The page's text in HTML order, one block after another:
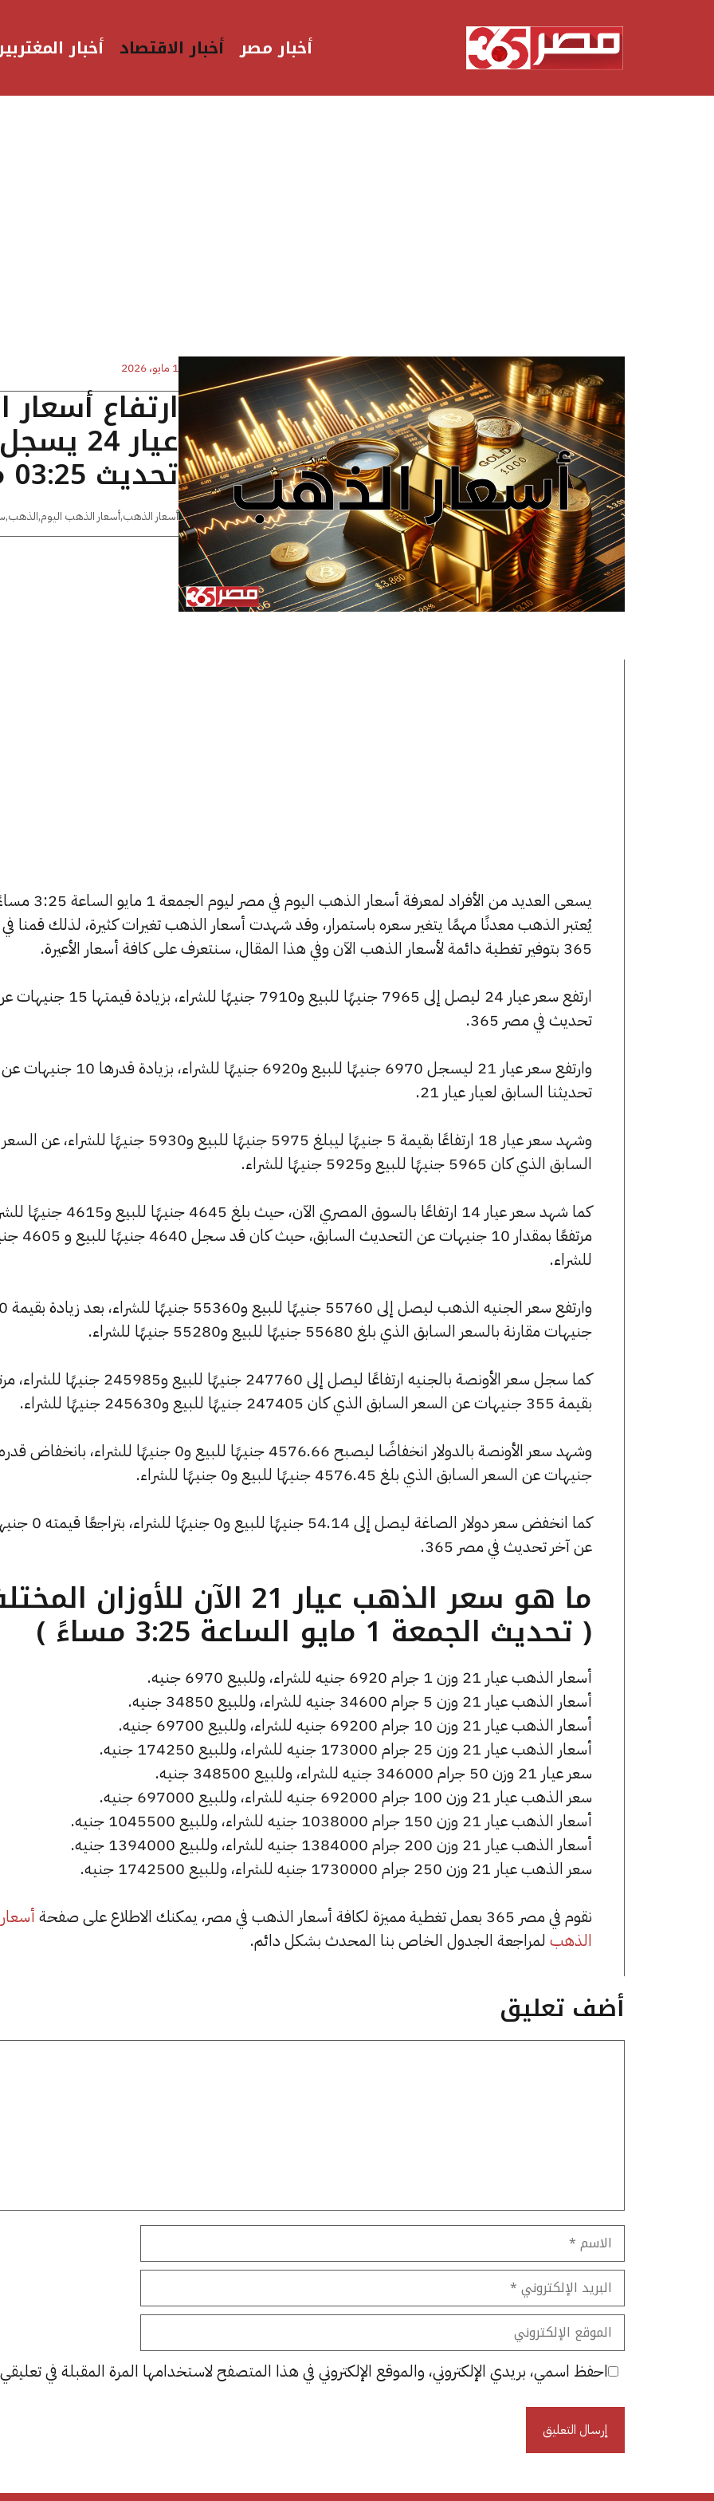
أخبار مصر أخبار الاقتصاد أخبار
1 مايو، 2026
ارتفاع
تحديث 03:25 مساءًا
أسعار الذهب,أسعار الذهب اليوم,الذهب,
يسعى العديد من الأفراد لمعرفة أسعار الذهب اليوم في مصر ليوم
يُعتبر الذهب معدنًا مهمًا يتغير سعره باستمرار، وقد شهدت أسعار الذهب تغيرات كثيرة، لذلك قمنا
365 بتوفير تغطية دائمة لأسعار الذهب الآن وفي هذا المقال، سنتعرف على كافة أسعار الأعيرة.
ارتفع سعر عيار 24 ليصل إلى 7965 جنيهًا للبيع و7910 جنيهًا
تحديث في مصر 365.
وارتفع سعر عيار 21 ليسجل 6970 جنيهًا للبيع و6920 جنيهًا للشراء، بزيادة قدرها 10 جنيهات عن
تحديثنا السابق لعيار عيار 21.
وشهد سعر عيار 18 ارتفاعًا بقيمة 5 جنيهًا ليبلغ 5975 جنيهًا للبيع و5930 جنيهًا للشراء، عن السعر
السابق الذي كان 5965 جنيهًا للبيع و5925 جنيهًا للشراء.
كما شهد سعر عيار 14 ارتفاعًا بالسوق المصري الآن، حيث بلغ 4645 جنيهًا
مرتفعًا بمقدار 10 جنيهات عن التحديث
للشراء.
وارتفع سعر الجنيه
جنيهات مقارنة بالسعر السابق الذي بلغ 55680 جنيهًا للبيع و55280 جنيهًا للشراء.
كما سجل سعر الأونصة بالجنيه ارتفاعًا ليصل إلى 247760 جنيهًا للبيع و245985
بقيمة 355 جنيهات عن السعر السابق الذي كان 247405 جنيهًا للبيع و245630 جنيهًا للشراء.
جنيهات عن السعر السابق الذي بلغ 4576.45 جنيهًا للبيع و0 جنيهًا للشراء.
كما انخفض سعر دولار الصاغة ليصل إلى 54.14
عن آخر تحديث في مصر 365.
ما هو سعر الذهب عيار 21 الآن للأوزان
( تحديث الجمعة 1 مايو الساعة 3:25 مساءً )
أسعار الذهب عيار 21 وزن 1 جرام 6920 جنيه للشراء، وللبيع 6970 جنيه.
أسعار الذهب عيار 21 وزن 5 جرام 34600 جنيه للشراء، وللبيع 34850 جنيه.
أسعار الذهب عيار 21 وزن 10 جرام 69200 جنيه للشراء، وللبيع 69700 جنيه.
أسعار الذهب عيار 21 وزن 25 جرام 173000 جنيه للشراء، وللبيع 174250 جنيه.
سعر عيار 21 وزن 50 جرام 346000 جنيه للشراء، وللبيع 348500 جنيه.
سعر الذهب عيار 21 وزن 100 جرام 692000 جنيه للشراء، وللبيع 697000 جنيه.
أسعار الذهب عيار 21 وزن 150 جرام 1038000 جنيه للشراء، وللبيع 1045500 جنيه.
أسعار الذهب عيار 21 وزن 200 جرام 1384000 جنيه للشراء، وللبيع 1394000 جنيه.
سعر الذهب عيار 21 وزن 250 جرام 1730000 جنيه للشراء، وللبيع 1742500 جنيه.
نقوم في مصر 365 بعمل تغطية مميزة لكافة أسعار الذهب في مصر، يمكنك الاطلاع على صفحة
أسعار
الذهب لمراجعة الجدول الخاص بنا المحدث بشكل دائم.
أضف تعليق
الاسم
البريد
الإلكتروني
الموقع
الإلكتروني
احفظ اسمي، بريدي الإلكتروني، والموقع الإلكتروني في هذا المتصفح لاستخدامها المرة المقبلة في